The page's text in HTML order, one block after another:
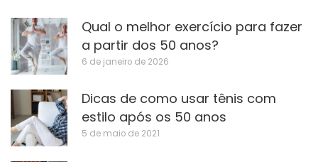
Qual o melhor exercício para fazer
a partir dos 50 anos?
6 de janeiro de 2026
Dicas de como usar tênis com
estilo após os 50 anos
5 de maio de 2021